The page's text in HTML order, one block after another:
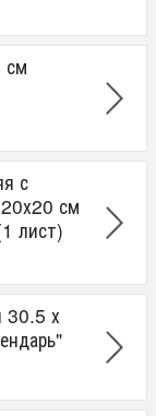
см
с
см
лист)
30.5 х